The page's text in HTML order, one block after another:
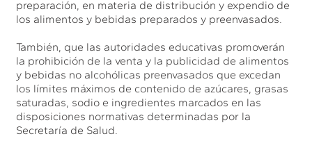
preparación, en materia de distribución y expendio de
los alimentos y bebidas preparados y preenvasados.
También, que las autoridades educativas promoverán
la prohibición de la venta y la publicidad de alimentos
y bebidas no alcohólicas preenvasados que excedan
los límites máximos de contenido de azúcares, grasas
saturadas, sodio e ingredientes marcados en las
disposiciones normativas determinadas por la
Secretaría de Salud.